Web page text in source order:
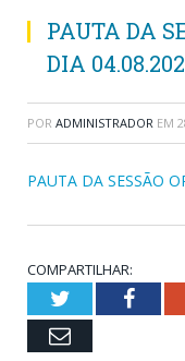
PAUTA DA
DIA
POR ADMINISTRADOR EM
PAUTA DA SESSÃO
COMPARTILHAR:
Twitter
Email